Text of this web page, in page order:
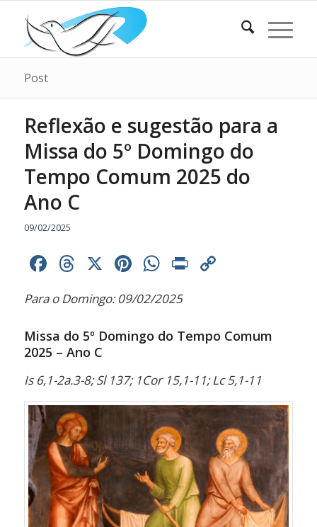
Post
Reflexão e sugestão para a
Missa do 5º Domingo do
Tempo Comum 2025 do
Ano C
09/02/2025
Facebook
Threads
X Pinterest
WhatsApp
Print
Para o Domingo: 09/02/2025
Missa do 5º Domingo do Tempo Comum
2025 – Ano C
Is 6,1-2a.3-8; Sl 137; 1Cor 15,1-11; Lc 5,1-11